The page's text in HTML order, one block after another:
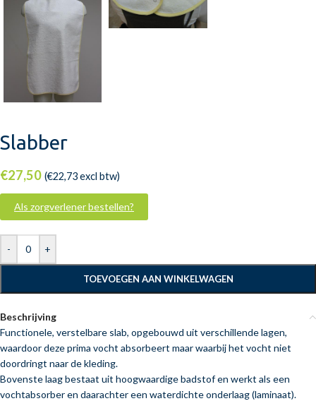
Slabber
€27,50 (€22,73excl btw)
- +
TOEVOEGEN AAN WINKELWAGEN
Als zorgverlener bestellen?
Beschrijving
Functionele, verstelbare slab, opgebouwd uit verschillende lagen,
waardoor deze prima vocht absorbeert maar waarbij het vocht niet
doordringt naar de kleding.
Bovenste laag bestaat uit hoogwaardige badstof en werkt als een
vochtabsorber en daarachter een waterdichte onderlaag (laminaat).